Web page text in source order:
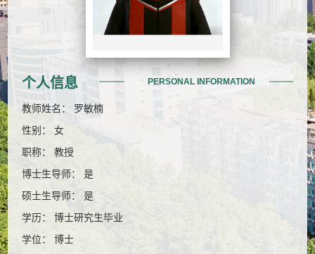
个人信息 PERSONAL INFORMATION
教师姓名： 罗敏楠
性别： 女
职称： 教授
博士生导师： 是
硕士生导师： 是
学历： 博士研究生毕业
学位： 博士